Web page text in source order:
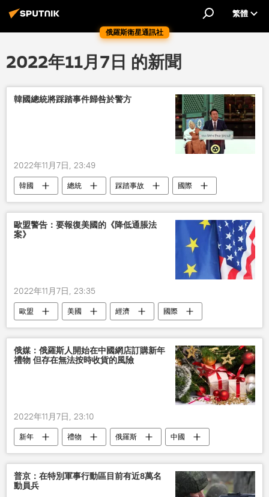
俄羅斯衛星通訊社
繁體
2022年11月7日 的新聞
韓國總統將踩踏事件歸咎於警方
2022年11月7日, 23:49
韓國 總統 踩踏事故 國際
歐盟警告：要報復美國的《降低通脹法
案》
2022年11月7日, 23:35
歐盟 美國 經濟 國際
俄媒：俄羅斯人開始在中國網店訂購新年
禮物 但存在無法按時收貨的風險
2022年11月7日, 23:10
新年 禮物 俄羅斯
中國
運輸
經濟 貿易
普京：在特別軍事行動區目前有近8萬名
動員兵